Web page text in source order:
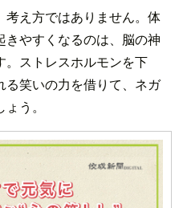
え方ではありません。体
きやすくなるのは、脳の神
ストレスホルモンを下
る笑いの力を借りて、ネガ
う。